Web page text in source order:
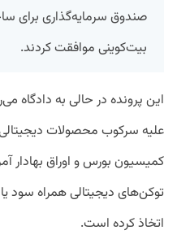
صندوق سرمایه‌گذاری برای
بیت‌کوینی موافقت کردند.
این پرونده در حالی به دادگاه
کمیسیون بورس و اوراق بهادار
توکن‌های دیجیتالی همراه سود یا
اتخاذ کرده است.